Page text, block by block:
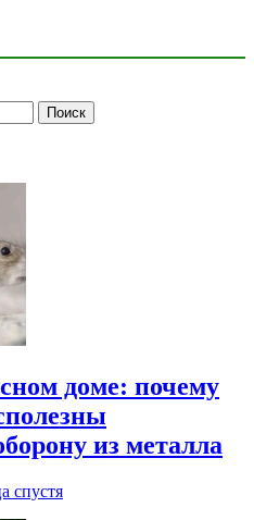
доме: почему
из металла
спустя